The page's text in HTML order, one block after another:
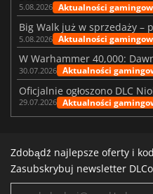
5.08.2026 Aktualności
5.08.2026 Aktualności
30.07.2026 Aktualności
Oficjalnie ogłoszono DLC
29.07.2026 Aktualności
Zdobądź najlepsze oferty i
Zasubskrybuj newsletter